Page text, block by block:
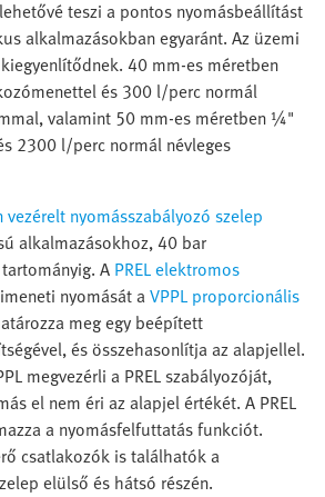
teszi a pontos nyomásbeállítást
alkalmazásokban egyaránt. Az üzemi
40 mm-es méretben
és 300 l/perc normál
valamint 50 mm-es méretben ¼"
2300 l/perc normál névleges
vezérelt nyomásszabályozó szelep
alkalmazásokhoz, 40 bar
A PREL elektromos
nyomását aVPPL proporcionális
meg egy beépített
és összehasonlítja az alapjellel.
megvezérli a PREL szabályozóját,
el nem éri az alapjel értékét. A PREL
a nyomásfelfuttatás funkciót.
csatlakozók is találhatók a
elülső és hátsó részén.